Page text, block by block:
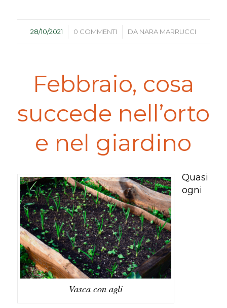
28/10/2021
/ 0 COMMENTI
/ DA NARA MARRUCCI
Febbraio, cosa
succede nell’orto
e nel giardino
Vasca con agli
Quasi
ogni